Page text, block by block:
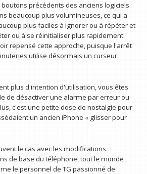
précédents des anciens logiciels
beaucoup plus volumineuses, ce qui a
plus faciles à ignorer ou à répéter et
ou à se réinitialiser plus rapidement.
repensé cette approche, puisque l'arrêt
utilise désormais un curseur
plus d'intention d'utilisation, vous êtes
de désactiver une alarme par erreur ou
c'est une petite dose de nostalgie pour
un ancien iPhone « glisser pour
le cas avec les modifications
de base du téléphone, tout le monde
le personnel de TG passionné de